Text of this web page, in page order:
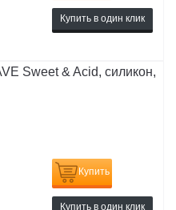
Купить в один клик
Sweet & Acid, силикон,
Купить
Купить в один клик